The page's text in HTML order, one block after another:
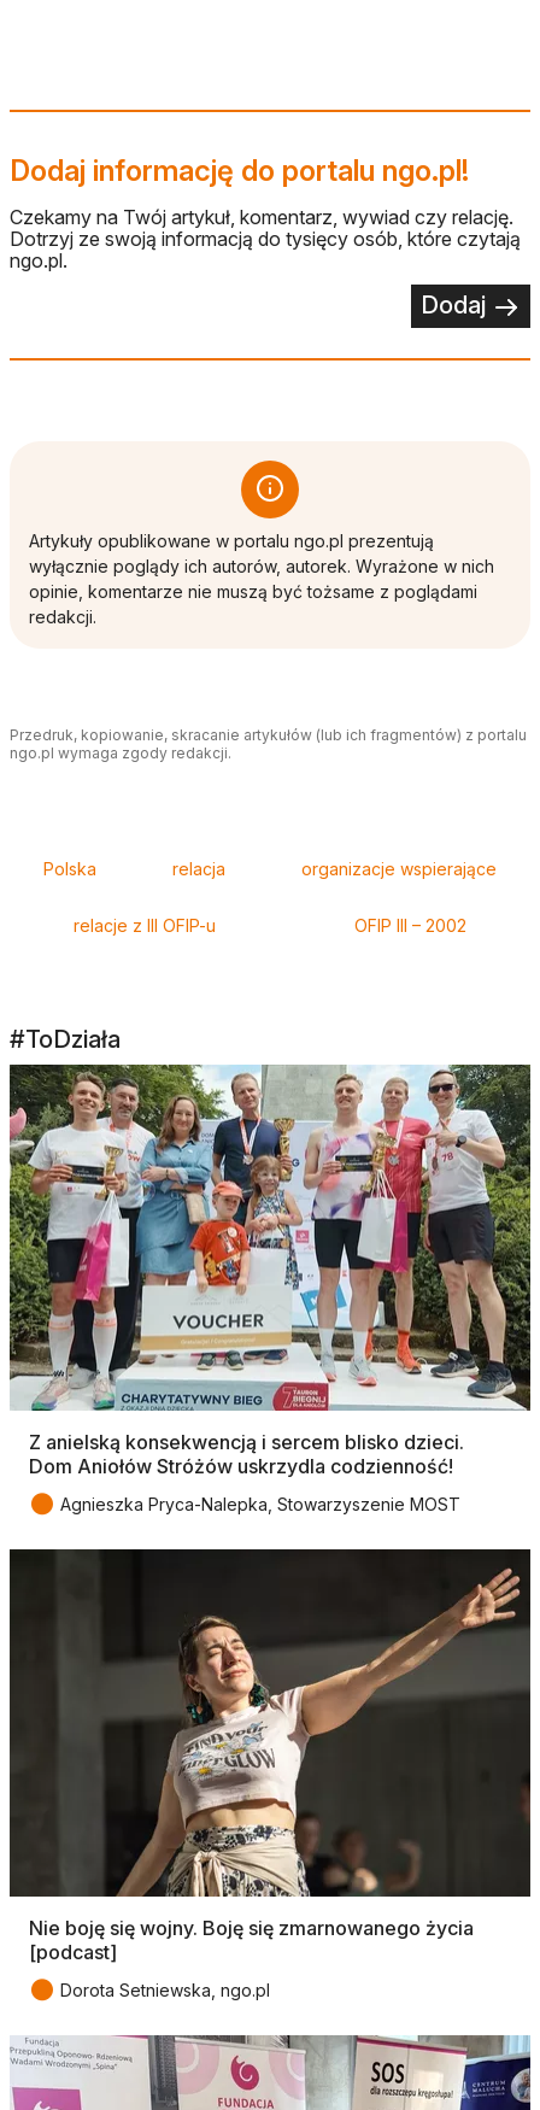
Dodaj informację do portalu ngo.pl!
Czekamy na Twój artykuł, komentarz, wywiad czy relację.
Dotrzyj ze swoją informacją do tysięcy osób, które czytają
ngo.pl.
Dodaj
Artykuły opublikowane w portalu ngo.pl prezentują
wyłącznie poglądy ich autorów, autorek. Wyrażone w nich
opinie, komentarze nie muszą być tożsame z poglądami
redakcji.
Przedruk, kopiowanie, skracanie artykułów (lub ich fragmentów) z portalu
ngo.pl wymaga zgody redakcji.
Polska relacja organizacje wspierające
relacje z III OFIP-u OFIP III – 2002
#ToDziała
Z anielską konsekwencją i sercem blisko dzieci.
Dom Aniołów Stróżów uskrzydla codzienność!
● Agnieszka Pryca-Nalepka, Stowarzyszenie MOST
Nie boję się wojny. Boję się zmarnowanego życia
[podcast]
● Dorota Setniewska, ngo.pl